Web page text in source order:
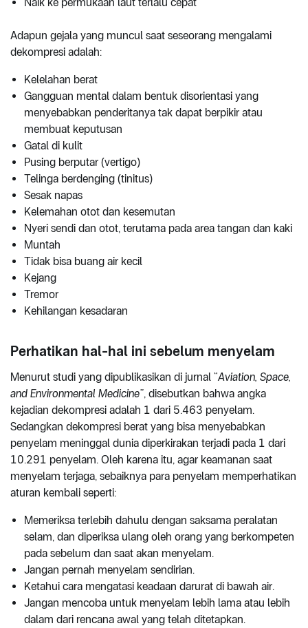
Adapun gejala yang muncul saat seseorang mengalami
dekompresi adalah:
Kelelahan berat
Gangguan mental dalam bentuk disorientasi yang
menyebabkan penderitanya tak dapat berpikir atau
membuat keputusan
Gatal di kulit
Pusing berputar (vertigo)
Telinga berdenging (tinitus)
Sesak napas
Kelemahan otot dan kesemutan
Nyeri sendi dan otot, terutama pada area tangan dan kaki
Muntah
Tidak bisa buang air kecil
Kejang
Tremor
Kehilangan kesadaran
Perhatikan hal-hal ini sebelum menyelam
Menurut studi yang dipublikasikan di jurnal “Aviation, Space,
and Environmental Medicine”, disebutkan bahwa angka
kejadian dekompresi adalah 1 dari 5.463 penyelam.
Sedangkan dekompresi berat yang bisa menyebabkan
penyelam meninggal dunia diperkirakan terjadi pada 1 dari
10.291 penyelam. Oleh karena itu, agar keamanan saat
menyelam terjaga, sebaiknya para penyelam memperhatikan
aturan kembali seperti:
Memeriksa terlebih dahulu dengan saksama peralatan
selam, dan diperiksa ulang oleh orang yang berkompeten
pada sebelum dan saat akan menyelam.
Jangan pernah menyelam sendirian.
Ketahui cara mengatasi keadaan darurat di bawah air.
Jangan mencoba untuk menyelam lebih lama atau lebih
dalam dari rencana awal yang telah ditetapkan.